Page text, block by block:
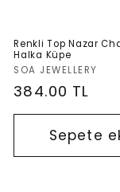
Renkli Top Nazar
Halka Küpe
Satıcı:
SOA JEWELLERY
Normal
fiyat
384.00 TL
Sepete